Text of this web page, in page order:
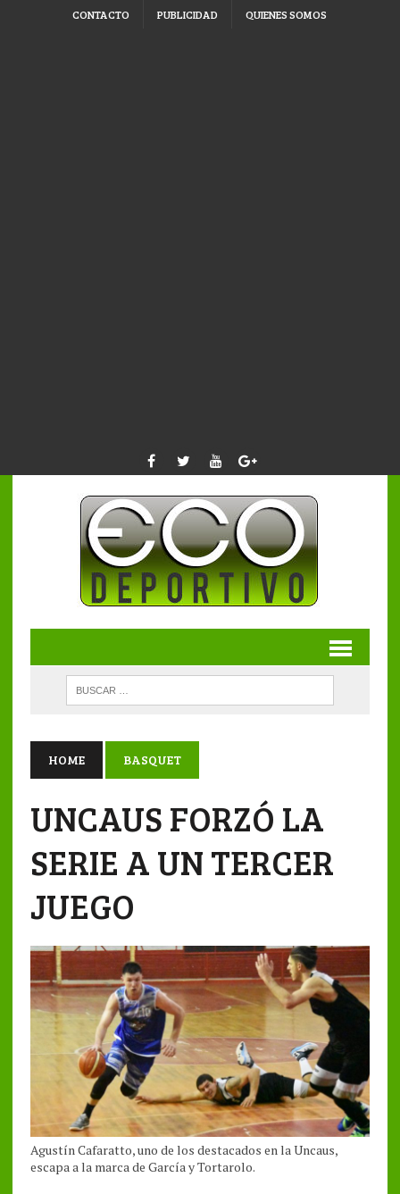
CONTACTO PUBLICIDAD QUIENES SOMOS
HOME BASQUET
UNCAUS FORZÓ LA
SERIE A UN TERCER
JUEGO
Agustín Cafaratto, uno de los destacados en la Uncaus,
escapa a la marca de García y Tortarolo.